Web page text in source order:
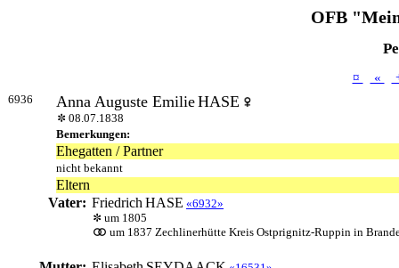
OFB
¤ «
6936 Anna Auguste EmilieHASE
08.07.1838
Bemerkungen:
Ehegatten / Partner
nicht bekannt
Eltern
Vater: Friedrich HASE «6932»
um 1805
um 1837 Zechlinerhütte Kreis Ostprignitz-Ruppin in